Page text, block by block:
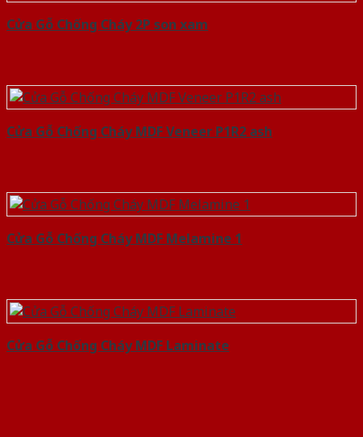
Cửa Gỗ Chống Cháy 2P son xam
Cửa Gỗ Chống Cháy MDF Veneer P1R2 ash
Cửa Gỗ Chống Cháy MDF Melamine 1
Cửa Gỗ Chống Cháy MDF Laminate